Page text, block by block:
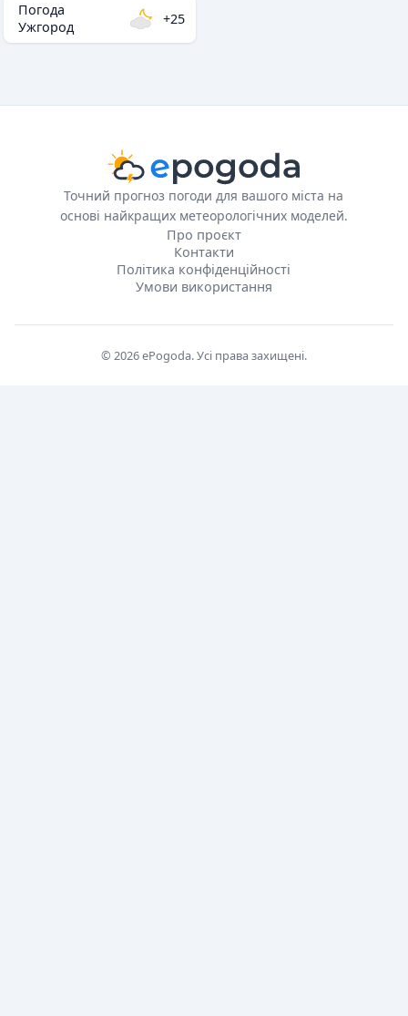
Погода
Ужгород
+25
Точний прогноз погоди для вашого міста на
основі найкращих метеорологічних моделей.
Про проєкт
Контакти
Політика конфіденційності
Умови використання
© 2026 ePogoda. Усі права захищені.